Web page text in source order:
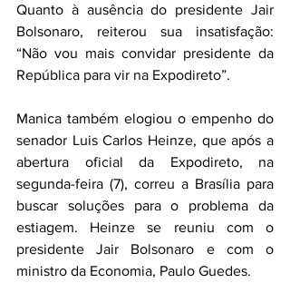
Quanto à ausência do presidente Jair
Bolsonaro, reiterou sua insatisfação:
“Não vou mais convidar presidente da
República para vir na Expodireto”.
Manica também elogiou o empenho do
senador Luis Carlos Heinze, que após a
abertura oficial da Expodireto, na
segunda-feira (7), correu a Brasília para
buscar soluções para o problema da
estiagem. Heinze se reuniu com o
presidente Jair Bolsonaro e com o
ministro da Economia, Paulo Guedes.